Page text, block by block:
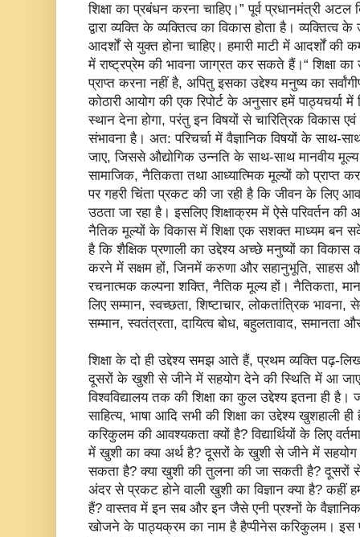
शिक्षा का प्रबंधन करना चाहिए।” पूर्व प्रधानमंत्री अटल
द्वारा व्यक्ति के व्यक्तित्व का विकास होता है। व्यक्तित्व
आदर्शों से युक्त होना चाहिए। हमारी माटी में आदर्शों की
में राष्ट्रप्रेम की भावना जाग्रत कर सकते हैं।“ शिक्षा का
प्राप्त करना नहीं है, अपितु इसका उद्देश्य मनुष्य का
कोठारी आयोग की एक रिपोर्ट के अनुसार हमें पाठ्यचर्या
स्थान देना होगा, परंतु इन विषयों से चारित्रिक विकास
संभावना है। अत: परिचर्चा में वैज्ञानिक विषयों के साथ-
जाए, जिससे औद्योगिक उन्नति के साथ-साथ मानवीय
सामाजिक, नैतिकता तथा आध्यात्मिक मूल्यों को प्राप्त
पर गहरी चिंता प्रकट की जा रही है कि जीवन के लिए
उठता जा रहा है। इसलिए शिक्षाक्रम में ऐसे परिवर्तन
नैतिक मूल्यों के विकास में शिक्षा एक सशक्त माध्यम बन
है कि शैक्षिक प्रणाली का उद्देश्य अच्छे मनुष्यों का
करने में सक्षम हों, जिनमें करुणा और सहानुभूति, साहस
रचनात्मक कल्पना शक्ति, नैतिक मूल्य हों। नैतिकता,
लिए सम्मान, स्वच्छता, शिष्टाचार, लोकतांत्रिक भावना,
सम्मान, स्वतंत्रता, दायित्व बोध, बहुलतावाद,
शिक्षा के दो ही उद्देश्य समझ आते हैं, प्रथम व्यक्ति पढ़-
दूसरों के खुशी से जीने में सहयोग देने की स्थिति में आ
विश्वविद्यालय तक की शिक्षा का कुल उद्देश्य इतना ही है।
साहित्य, भाषा आदि सभी की शिक्षा का उद्देश्य खुशहाली
करिकुलम की आवश्यकता क्यों है? विद्यार्थियों के लिए
में खुशी का क्या अर्थ है? दूसरों के खुशी से जीने में सहयोग
सकता है? क्या खुशी की तुलना की जा सकती है?
अंदर से प्रकट होने वाली खुशी का विज्ञान क्या है? कहीं
हैं? वास्तव में इन सब और इन जैसे एनी प्रश्नों के
खोजने के पाठ्यक्रम का नाम है हैप्पीनेस करिकुलम। इस